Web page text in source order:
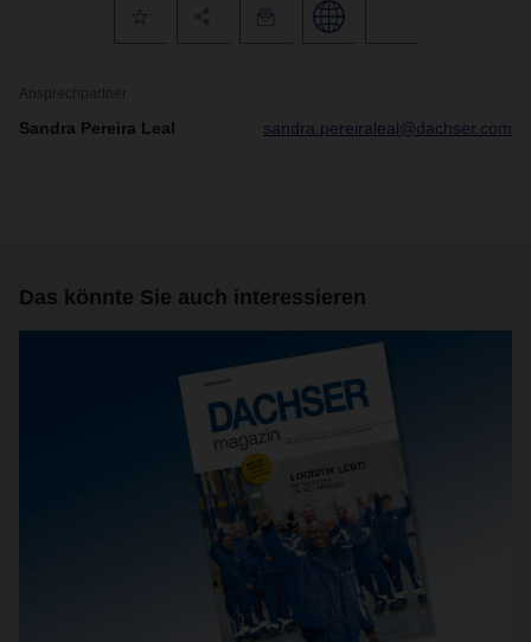
Ansprechpartner
Sandra Pereira Leal sandra.pereiraleal@dachser.com
Das könnte Sie auch interessieren